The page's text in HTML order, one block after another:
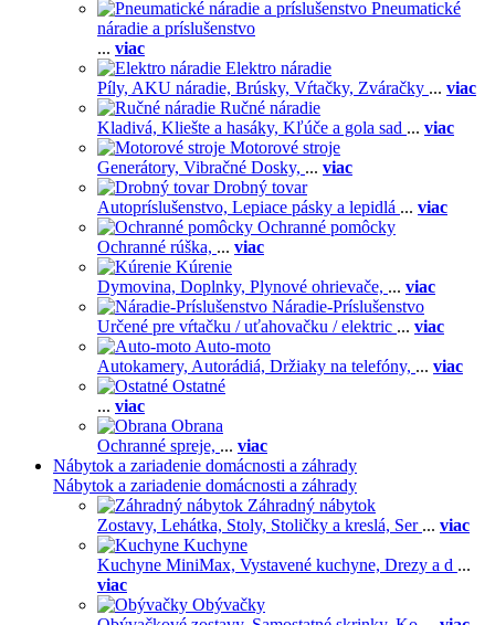
Pneumatické
náradie a príslušenstvo
... viac
Elektro náradie
Píly, AKU náradie, Brúsky, Vŕtačky, Zváračky ... viac
Ručné náradie
Kladivá, Kliešte a hasáky, Kľúče a gola sad ... viac
Motorové stroje
Generátory, Vibračné Dosky, ... viac
Drobný tovar
Autopríslušenstvo, Lepiace pásky a lepidlá ... viac
Ochranné pomôcky
Ochranné rúška, ... viac
Kúrenie
Dymovina, Doplnky, Plynové ohrievače, ... viac
Náradie-Príslušenstvo
Určené pre vŕtačku / uťahovačku / elektric ... viac
Auto-moto
Autokamery, Autorádiá, Držiaky na telefóny, ... viac
Ostatné
... viac
Obrana
Ochranné spreje, ... viac
Nábytok a zariadenie domácnosti a záhrady
Nábytok a zariadenie domácnosti a záhrady
Záhradný nábytok
Zostavy, Lehátka, Stoly, Stoličky a kreslá, Ser ... viac
Kuchyne
Kuchyne MiniMax, Vystavené kuchyne, Drezy a d ...
viac
Obývačky